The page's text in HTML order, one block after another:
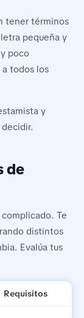
tener términos
pequeña y
poco
todos los
y
de
Te
distintos
Evalúa tus
Requisitos